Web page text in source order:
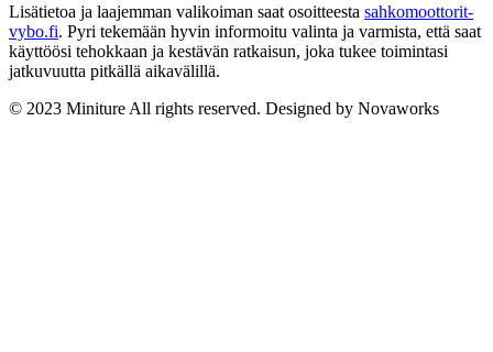
Lisätietoa ja laajemman valikoiman saat osoitteesta sahkomoottorit-
vybo.fi. Pyri tekemään hyvin informoitu valinta ja varmista, että saat
käyttöösi tehokkaan ja kestävän ratkaisun, joka tukee toimintasi
jatkuvuutta pitkällä aikavälillä.
© 2023 Miniture All rights reserved. Designed by Novaworks